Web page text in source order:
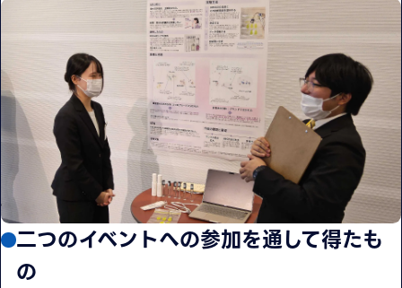
二つのイベントへの参加を通して得たも
の